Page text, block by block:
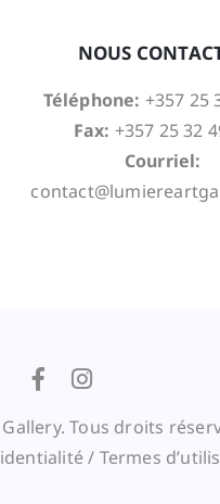
NOUS
Téléphone: +357 25
Fax: +357 25 32
Courriel:
Tous droits
/ Termes